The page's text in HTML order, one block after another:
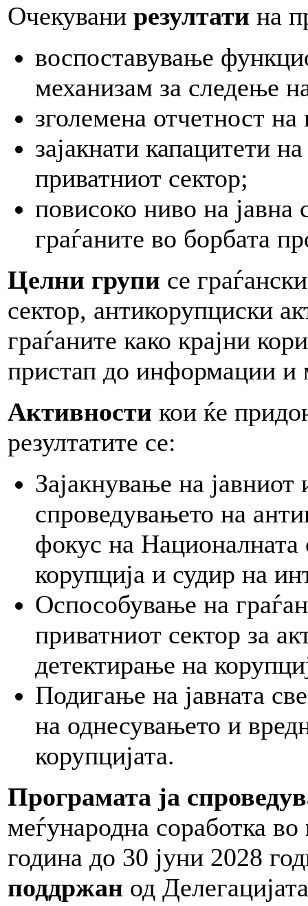
Очекувани резултати на
воспоставување
механизам за следење
зголемена отчетност
зајакнати капацитети
приватниот сектор;
повисоко ниво на јавна
граѓаните во борбата
Целни групи се
сектор, антикорупциски
граѓаните како крајни
пристап до информации и
Активности кои ќе
резултатите се:
Зајакнување на јавниот
спроведувањето на
фокус на Националната
корупција и судир на
Оспособување на
приватниот сектор за
детектирање на
Подигање на јавната
на однесувањето и
корупцијата.
Програмата ја
меѓународна соработка во
година до 30 јуни 2028
поддржан од